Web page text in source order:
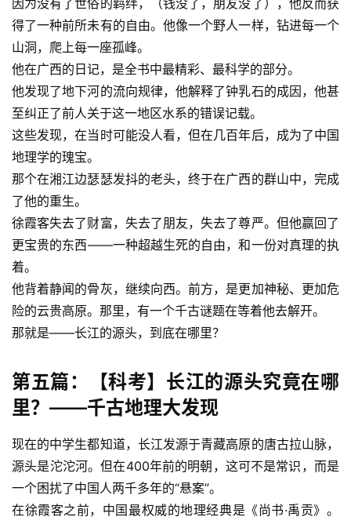
因为没有了世俗的羁绊，（钱没了，朋友没了），他反而获
得了一种前所未有的自由。他像一个野人一样，钻进每一个
山洞，爬上每一座孤峰。
他在广西的日记，是全书中最精彩、最科学的部分。
他发现了地下河的流向规律，他解释了钟乳石的成因，他甚
至纠正了前人关于这一地区水系的错误记载。
这些发现，在当时可能没人看，但在几百年后，成为了中国
地理学的瑰宝。
那个在湘江边瑟瑟发抖的老头，终于在广西的群山中，完成
了他的重生。
徐霞客失去了财富，失去了朋友，失去了尊严。但他赢回了
更宝贵的东西——一种超越生死的自由，和一份对真理的执
着。
他背着静闻的骨灰，继续向西。前方，是更加神秘、更加危
险的云贵高原。那里，有一个千古谜题在等着他去解开。
那就是——长江的源头，到底在哪里？
第五篇：【科考】长江的源头究竟在哪
里？——千古地理大发现
现在的中学生都知道，长江发源于青藏高原的唐古拉山脉，
源头是沱沱河。但在400年前的明朝，这可不是常识，而是
一个困扰了中国人两千多年的“悬案”。
在徐霞客之前，中国最权威的地理经典是《尚书·禹贡》。